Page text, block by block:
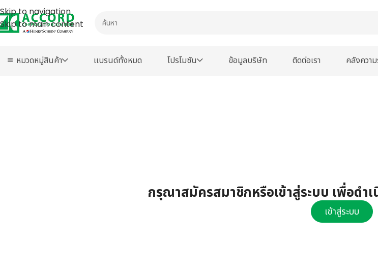
Skip to navigation
Skip to main content
หมวดหมู่สินค้า เเบรนด์ทั้งหมด โปรโมชัน ข้อมูลบริษัท ติดต่อเรา คลังควา
กรุณาสมัครสมาชิกหรือเข้าสู่ระบบ เพื่อดำ
เข้าสู่ระบบ